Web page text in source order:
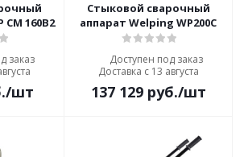
СМ 160В2
заказ
/шт
Стыковой сварочный
аппарат Welping WP200C
Доступен под заказ
Доставка с 13 августа
137 129руб./шт